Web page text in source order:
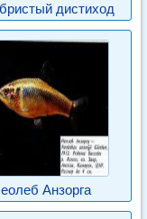
дистиход
Анзорга